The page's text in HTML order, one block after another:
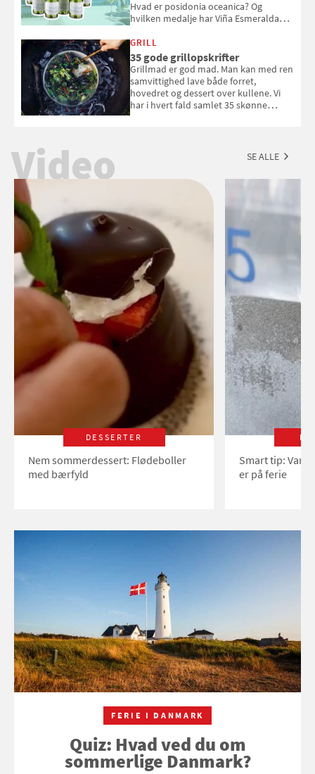
Hvad er posidonia oceanica? Og
hvilken medalje har Viña Esmeralda
med i Samvirkes skønne vinquiz, hvor
du kan vinde 6 flasker vin fra Viña
Esmeralda. Konkurrencen slutter 1.
september 2026.
GRILL
35 gode grillopskrifter
Grillmad er god mad. Man kan med ren
samvittighed lave både forret,
hovedret og dessert over kullene. Vi
har i hvert fald samlet 35 skønne
Video SE ALLE
DESSERTER
Nem sommerdessert: Flødeboller
med bærfyld
Smart tip:
er på ferie
FERIE I DANMARK
Quiz: Hvad ved du om
sommerlige Danmark?